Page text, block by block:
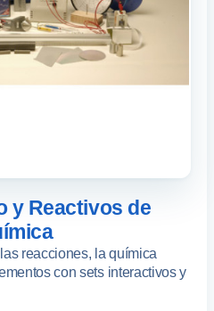
y Reactivos de
reacciones, la química
con sets interactivos y